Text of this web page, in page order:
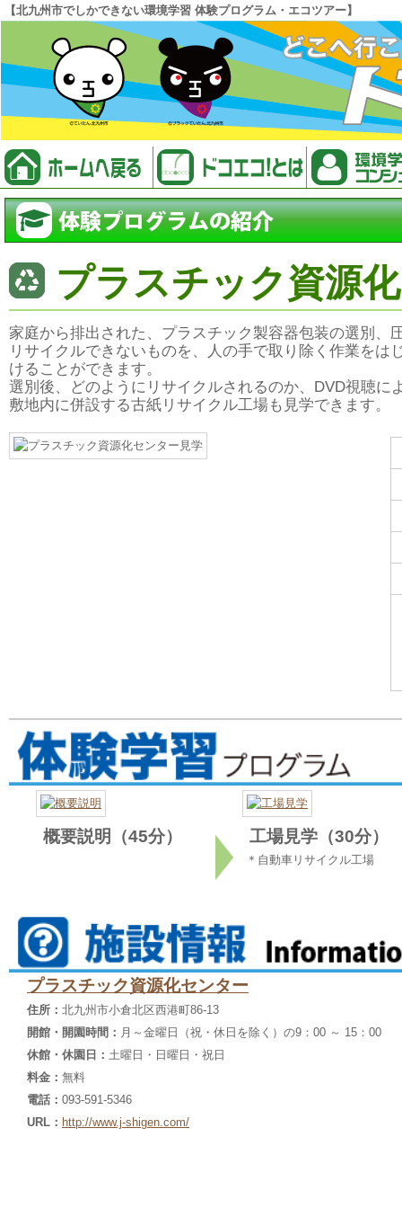
【北九州市でしかできない環境学習 体験プログラム・エコツアー】
プラスチック資源
家庭から排出された、プラスチック製容器包装の選別、
リサイクルできないものを、人の手で取り除く作業を
けることができます。
選別後、どのようにリサイクルされるのか、DVD視聴に
敷地内に併設する古紙リサイクル工場も見学できます。
概要説明（45分） 工場見学（30分）
＊自動車リサイクル工場
プラスチック資源化センター
住所： 北九州市小倉北区西港町86-13
開館・開園時間： 月～金曜日（祝・休日を除く）の9：00 ～ 15：00
休館・休園日： 土曜日・日曜日・祝日
料金： 無料
電話： 093-591-5346
URL： http://www.j-shigen.com/